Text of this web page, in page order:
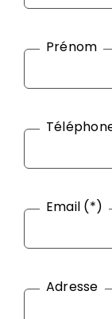
Prénom
Email (*)
Adresse